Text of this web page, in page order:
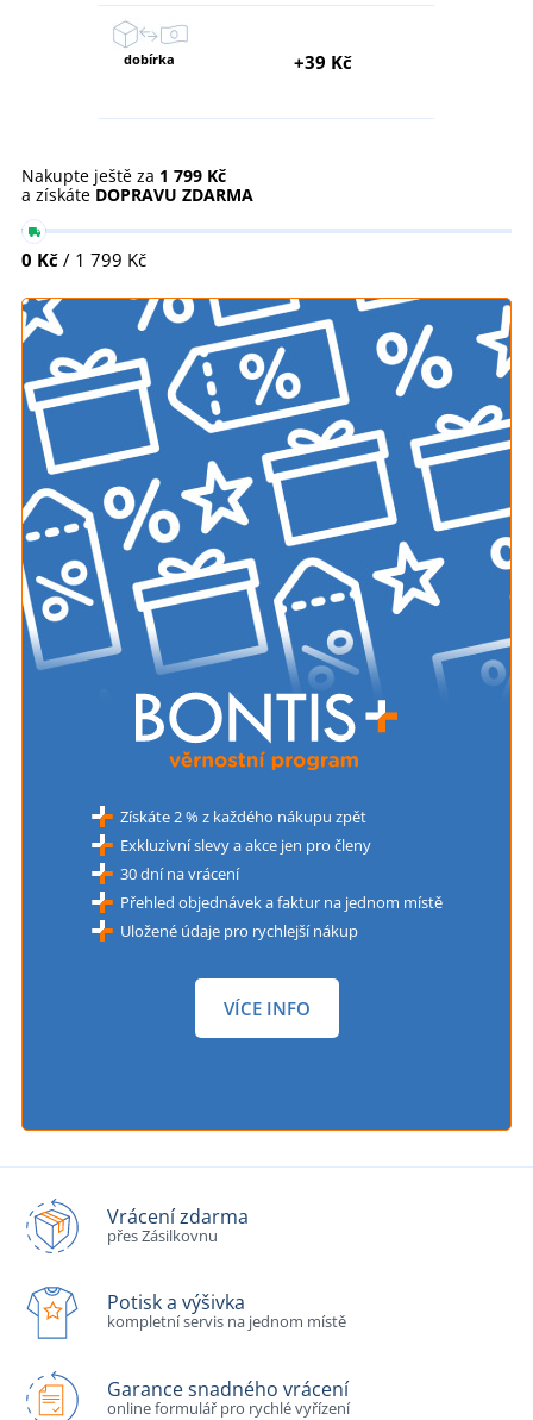
dobírka +39 Kč
Nakupte ještě za 1 799 Kč
a získáte DOPRAVU ZDARMA
0 Kč / 1 799 Kč
Získáte 2 % z každého nákupu zpět
Exkluzivní slevy a akce jen pro členy
30 dní na vrácení
Přehled objednávek a faktur na jednom místě
Uložené údaje pro rychlejší nákup
VÍCE INFO
Vrácení zdarma
přes Zásilkovnu
Potisk a výšivka
kompletní servis na jednom místě
Garance snadného vrácení
online formulář pro rychlé vyřízení